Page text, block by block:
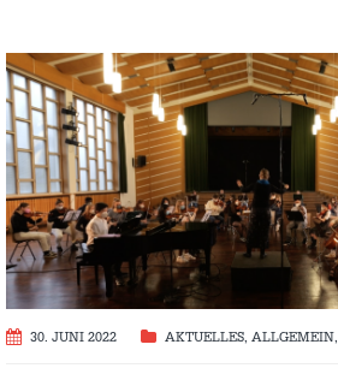
30. JUNI 2022 AKTUELLES, ALLGEMEIN,